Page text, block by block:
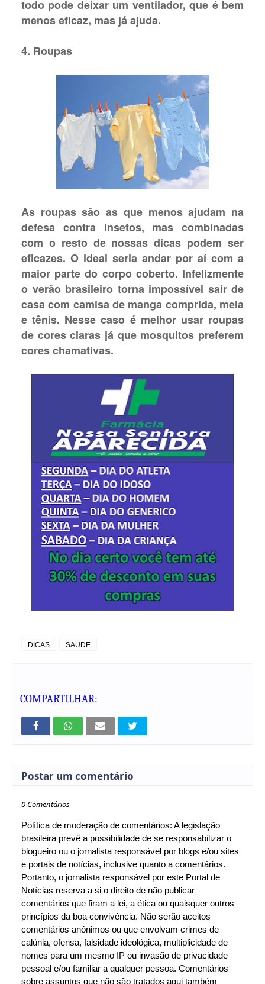
todo pode deixar um ventilador, que é bem
menos eficaz, mas já ajuda.
4. Roupas
As roupas são as que menos ajudam na
defesa contra insetos, mas combinadas
com o resto de nossas dicas podem ser
eficazes. O ideal seria andar por aí com a
maior parte do corpo coberto. Infelizmente
o verão brasileiro torna impossível sair de
casa com camisa de manga comprida, meia
e tênis. Nesse caso é melhor usar roupas
de cores claras já que mosquitos preferem
cores chamativas.
DICAS SAUDE
COMPARTILHAR:
Postar um comentário
0 Comentários
Política de moderação de comentários: A legislação
brasileira prevê a possibilidade de se responsabilizar o
blogueiro ou o jornalista responsável por blogs e/ou sites
e portais de notícias, inclusive quanto a comentários.
Portanto, o jornalista responsável por este Portal de
Notícias reserva a si o direito de não publicar
comentários que firam a lei, a ética ou quaisquer outros
princípios da boa convivência. Não serão aceitos
comentários anônimos ou que envolvam crimes de
calúnia, ofensa, falsidade ideológica, multiplicidade de
nomes para um mesmo IP ou invasão de privacidade
pessoal e/ou familiar a qualquer pessoa. Comentários
sobre assuntos que não são tratados aqui também